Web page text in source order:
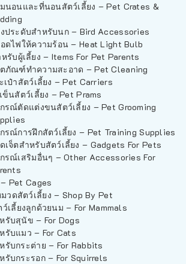
นอนและที่นอนสัตว์เลี้ยง – Pet Crates &
ประดับสำหรับนก – Bird Accessories
ดไฟให้ความร้อน – Heat Light Bulb
รับผู้เลี้ยง – Items For Pet Parents
ภัณฑ์ทำความสะอาด – Pet Cleaning
เป๋าสัตว์เลี้ยง – Pet Carriers
ข็นสัตว์เลี้ยง – Pet Prams
รณ์ตัดแต่งขนสัตว์เลี้ยง – Pet Grooming
รณ์การฝึกสัตว์เลี้ยง – Pet Training Supplies
เจ็ตสำหรับสัตว์เลี้ยง – Gadgets For Pets
รณ์เสริมอื่นๆ – Other Accessories For
Pet Cages
วดสัตว์เลี้ยง – Shop By Pet
เลี้ยงลูกด้วยนม – For Mammals
รับสุนัข – For Dogs
รับแมว – For Cats
รับกระต่าย – For Rabbits
รับกระรอก – For Squirrels